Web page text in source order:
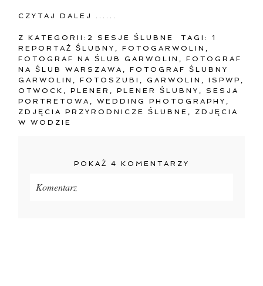
CZYTAJ DALEJ ......
Z KATEGORII: 2 SESJE ŚLUBNE TAGI:1
REPORTAŻ ŚLUBNY
,FOTOGARWOLIN
FOTOGRAF NA ŚLUB GARWOLIN
,FOTOGRAF
NA ŚLUB WARSZAWA
,FOTOGRAF ŚLUBNY
GARWOLIN
,FOTOSZUBI GARWOLIN ,ISPWP
OTWOCK
,PLENER ,PLENER ŚLUBNY
SESJA
PORTRETOWA
,WEDDING PHOTOGRAPHY
ZDJĘCIA PRZYRODNICZE ŚLUBNE
ZDJĘCIA
W WODZIE
POKAŻ 4 KOMENTARZY
Komentarz